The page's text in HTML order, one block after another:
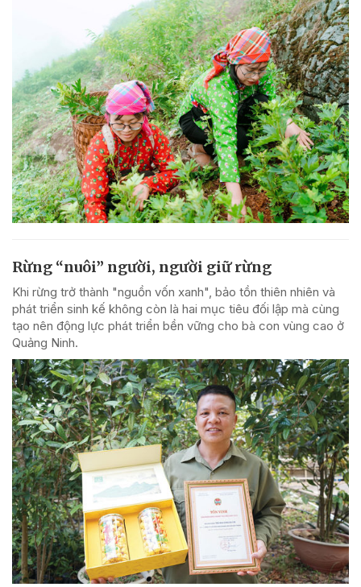
Rừng “nuôi” người, người giữ rừng
Khi rừng trở thành "nguồn vốn xanh", bảo tồn thiên nhiên và
phát triển sinh kế không còn là hai mục tiêu đối lập mà cùng
tạo nên động lực phát triển bền vững cho bà con vùng cao ở
Quảng Ninh.